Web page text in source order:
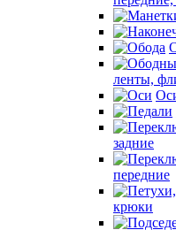
ленты,
задние
передние
крюки